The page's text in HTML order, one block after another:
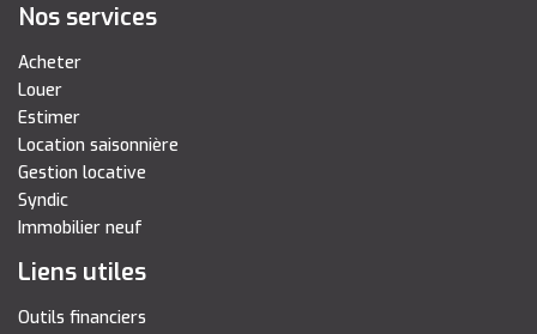
Nos services
Acheter
Louer
Estimer
Location saisonnière
Gestion locative
Syndic
Immobilier neuf
Liens utiles
Outils financiers